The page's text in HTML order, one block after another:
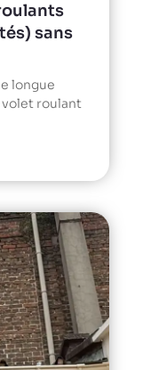
sans
longue
roulant